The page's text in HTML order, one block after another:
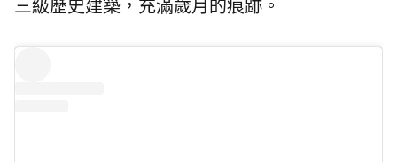
三級歷史建築，充滿歲月的痕跡。